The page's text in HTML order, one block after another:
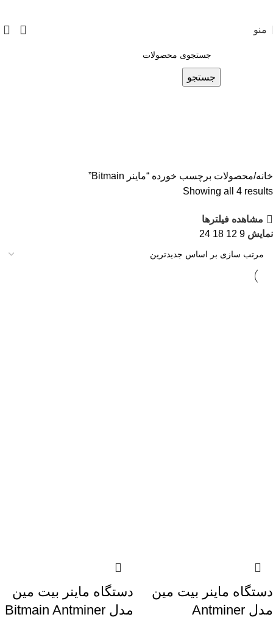
منو
جستجو
خانه محصولات برچسب خورده “ماینر Bitmain”
Showing all 4 results
مشاهده فیلترها
نمایش 9
12
18
24
دستگاه ماینر بیت مین
مدل Antminer
دستگاه ماینر بیت مین
مدل Bitmain Antminer